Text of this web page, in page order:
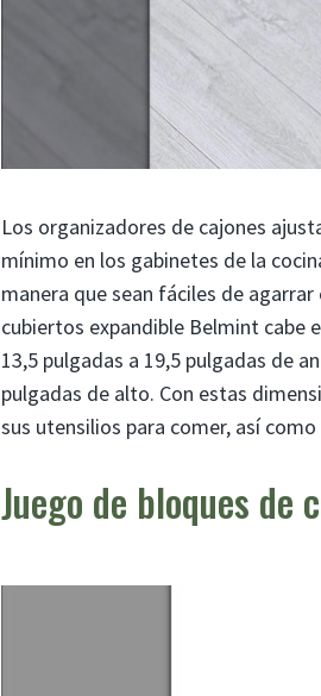
Los organizadores de cajones
mínimo en los gabinetes de la
manera que sean fáciles de
cubiertos expandible Belmint cabe
13,5 pulgadas a 19,5 pulgadas de
pulgadas de alto. Con estas
sus utensilios para comer, así
Juego de bloques de